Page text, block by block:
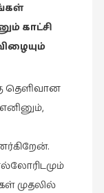
காட்சி
தெளிவான
முதலில்